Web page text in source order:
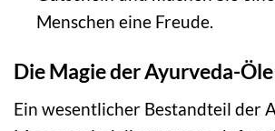
Menschen eine Freude.
Die Magie der Ayurveda-Öle
Ein wesentlicher Bestandteil der